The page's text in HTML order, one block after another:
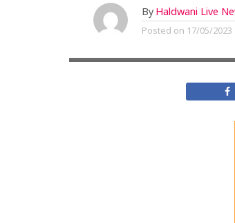
By Haldwani Live
Posted on 17/05/2023